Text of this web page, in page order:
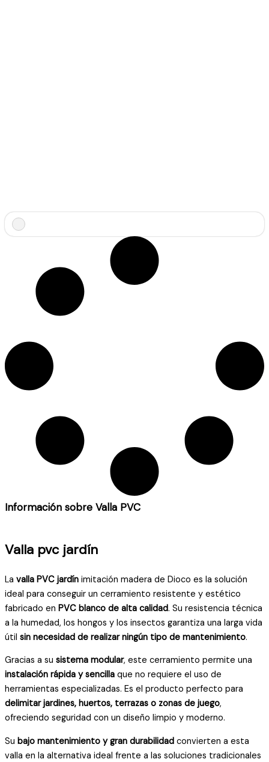
Información sobre Valla PVC
Valla pvc jardín
La valla PVC jardín imitación madera de Dioco es la solución
ideal para conseguir un cerramiento resistente y estético
fabricado en PVC blanco de alta calidad. Su resistencia técnica
a la humedad, los hongos y los insectos garantiza una larga vida
útil sin necesidad de realizar ningún tipo de mantenimiento.
Gracias a su sistema modular, este cerramiento permite una
instalación rápida y sencilla que no requiere el uso de
herramientas especializadas. Es el producto perfecto para
delimitar jardines, huertos, terrazas o zonas de juego,
ofreciendo seguridad con un diseño limpio y moderno.
Su bajo mantenimiento y gran durabilidad convierten a esta
valla en la alternativa ideal frente a las soluciones tradicionales